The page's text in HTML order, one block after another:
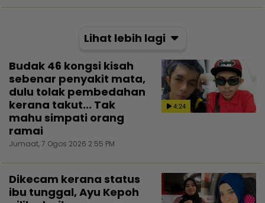
Lihat lebih lagi
4:24
Budak 46 kongsi kisah
sebenar penyakit mata,
dulu tolak pembedahan
kerana takut... Tak
mahu simpati orang
ramai
Jumaat, 7 Ogos 2026 2:55 PM
Dikecam kerana status
ibu tunggal, Ayu Kepoh